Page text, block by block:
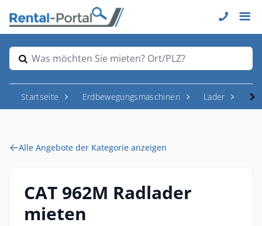
Was möchten Sie mieten? Ort/PLZ?
Startseite Erdbewegungsmaschinen Lader
Alle Angebote der Kategorie anzeigen
CAT 962M Radlader
mieten